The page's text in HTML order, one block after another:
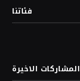
فئاتنا
المشاركات الاخيرة